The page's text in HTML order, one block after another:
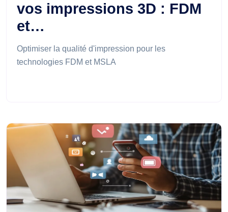
vos impressions 3D : FDM
et…
Optimiser la qualité d'impression pour les
technologies FDM et MSLA